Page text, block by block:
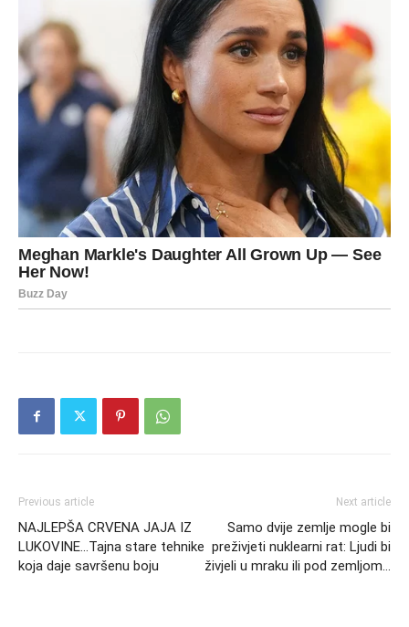
Previous article
NAJLEPŠA CRVENA JAJA IZ
LUKOVINE…Tajna stare tehnike
koja daje savršenu boju
Next article
Samo dvije zemlje mogle bi
preživjeti nuklearni rat: Ljudi bi
živjeli u mraku ili pod zemljom…